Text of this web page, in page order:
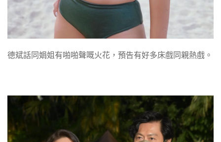
德斌話同娟姐有啪啪聲嘅火花，預告有好多床戲同親熱戲。